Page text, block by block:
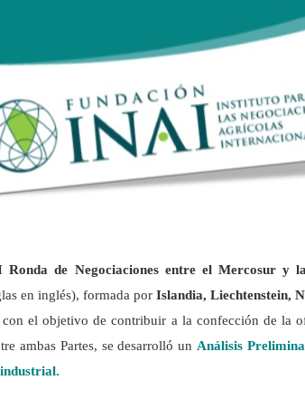
Ronda de Negociaciones entre el Mercosur y la
en inglés), formada porIslandia, Liechtenstein,
el objetivo de contribuir a la confección de la
ambas Partes, se desarrolló un Análisis